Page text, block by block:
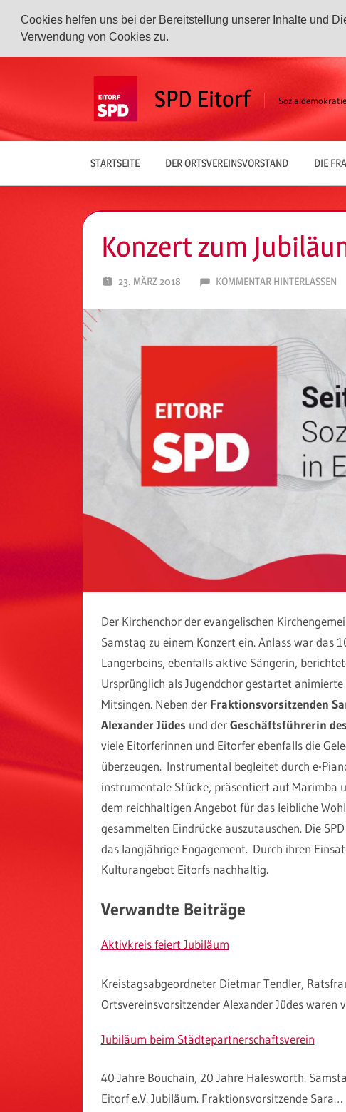
Cookies helfen uns bei der Bereitstellung unserer Inhalte und
Verwendung von Cookies zu.
SPD Eitorf
STARTSEITE DER ORTSVEREINSVORSTAND DIE
Konzert zum
23. MÄRZ 2018 SPD EITORF
KOMMENTAR HINTERLASSEN
Der Kirchenchor der evangelischen
Samstag zu einem Konzert ein. Anlass war das
Langerbeins, ebenfalls aktive Sängerin,
Ursprünglich als Jugendchor gestartet
Mitsingen. Neben der Fraktionsvorsitzenden
Alexander Jüdes und derGeschäftsführerin
viele Eitorferinnen und Eitorfer ebenfalls die
überzeugen. Instrumental begleitet durch e-
instrumentale Stücke, präsentiert auf Marimba
dem reichhaltigen Angebot für das leibliche
gesammelten Eindrücke auszutauschen. Die
das langjährige Engagement. Durch ihren
Kulturangebot Eitorfs nachhaltig.
Verwandte Beiträge
Aktivkreis feiert Jubiläum
Kreistagsabgeordneter Dietmar Tendler,
Ortsvereinsvorsitzender Alexander Jüdes
Jubiläum beim Städtepartnerschaftsverein
40 Jahre Bouchain, 20 Jahre Halesworth.
Eitorf e.V. Jubiläum. Fraktionsvorsitzende Sara…